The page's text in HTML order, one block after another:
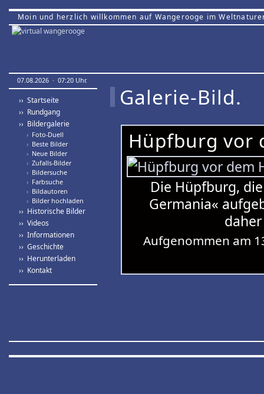
Moin und herzlich willkommen auf Wangerooge im
07.08.2026 · 07:20 Uhr.
›› Startseite
›› Rundgang
›› Bildergalerie
› Foto-Duell
› Beste Bilder
› Neue Bilder
› Zufalls-Bilder
› Bildersuche
› Farbsuche
› Bildautoren
› Bilder hochladen
›› Historische Bilder
›› Videos
›› Informationen
›› Geschichte
›› Herunterladen
›› Kontakt
Galerie-Bild.
Hüpfburg vor
Die Hüpfburg,
Germania«
Aufgenommen am